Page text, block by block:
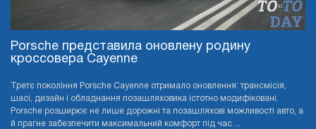
Porsche представила оновлену родину
кроссовера Cayenne
Третє покоління Porsche Cayenne отримало оновлення: трансмісія,
шасі, дизайн і обладнання позашляховика істотно модифіковані.
Porsche розширює не лише дорожні та позашляхові можливості авто, а
й прагне забезпечити максимальний комфорт під час ...